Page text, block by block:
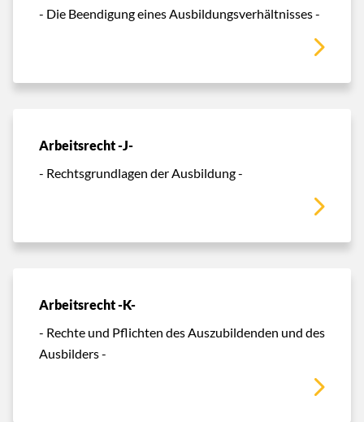
- Die Beendigung eines Ausbildungsverhältnisses -
Arbeitsrecht -J-
- Rechtsgrundlagen der Ausbildung -
Arbeitsrecht -K-
- Rechte und Pflichten des Auszubildenden und des
Ausbilders -